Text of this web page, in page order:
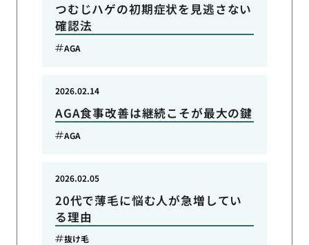
つむじハゲの初期症状を見逃さない
確認法
AGA
AGA食事改善は継続こそが最大の鍵
2026.02.14
AGA
20代で薄毛に悩む人が急増してい
る理由
2026.02.05
抜け毛